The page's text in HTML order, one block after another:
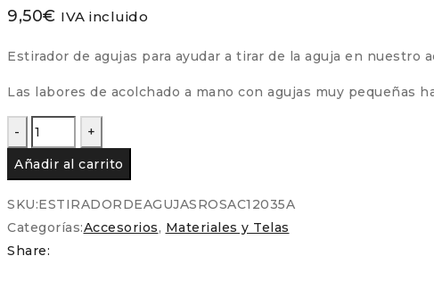
9,50€ IVA incluido
Estirador de agujas para ayudar a tirar de la aguja en nuestro
Las labores de acolchado a mano con agujas muy pequeñas
Estirador
de
agujas
para
acolchar
Añadir al carrito
SKU:ESTIRADORDEAGUJASROSAC12035A
Categorías:Accesorios, Materiales y Telas
Share: